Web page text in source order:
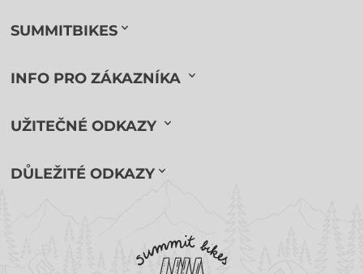
SUMMITBIKES
INFO PRO ZÁKAZNÍKA
UŽITEČNÉ ODKAZY
DŮLEŽITÉ ODKAZY